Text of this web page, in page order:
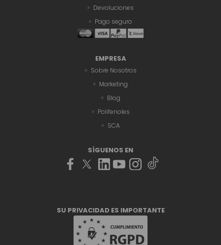
Devoluciones
Pago seguro
EMPRESA
Sobre Nosotros
Marketing
Blog
Polifenoles
SCA
SÍGUENOS EN
SU PRIVACIDAD ES IMPORTANTE